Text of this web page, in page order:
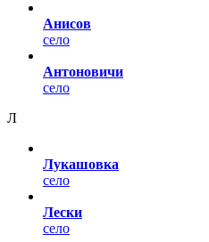
Анисов
село
Антоновичи
село
Л
Лукашовка
село
Лески
село